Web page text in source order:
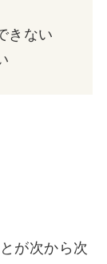
きない
が次から次